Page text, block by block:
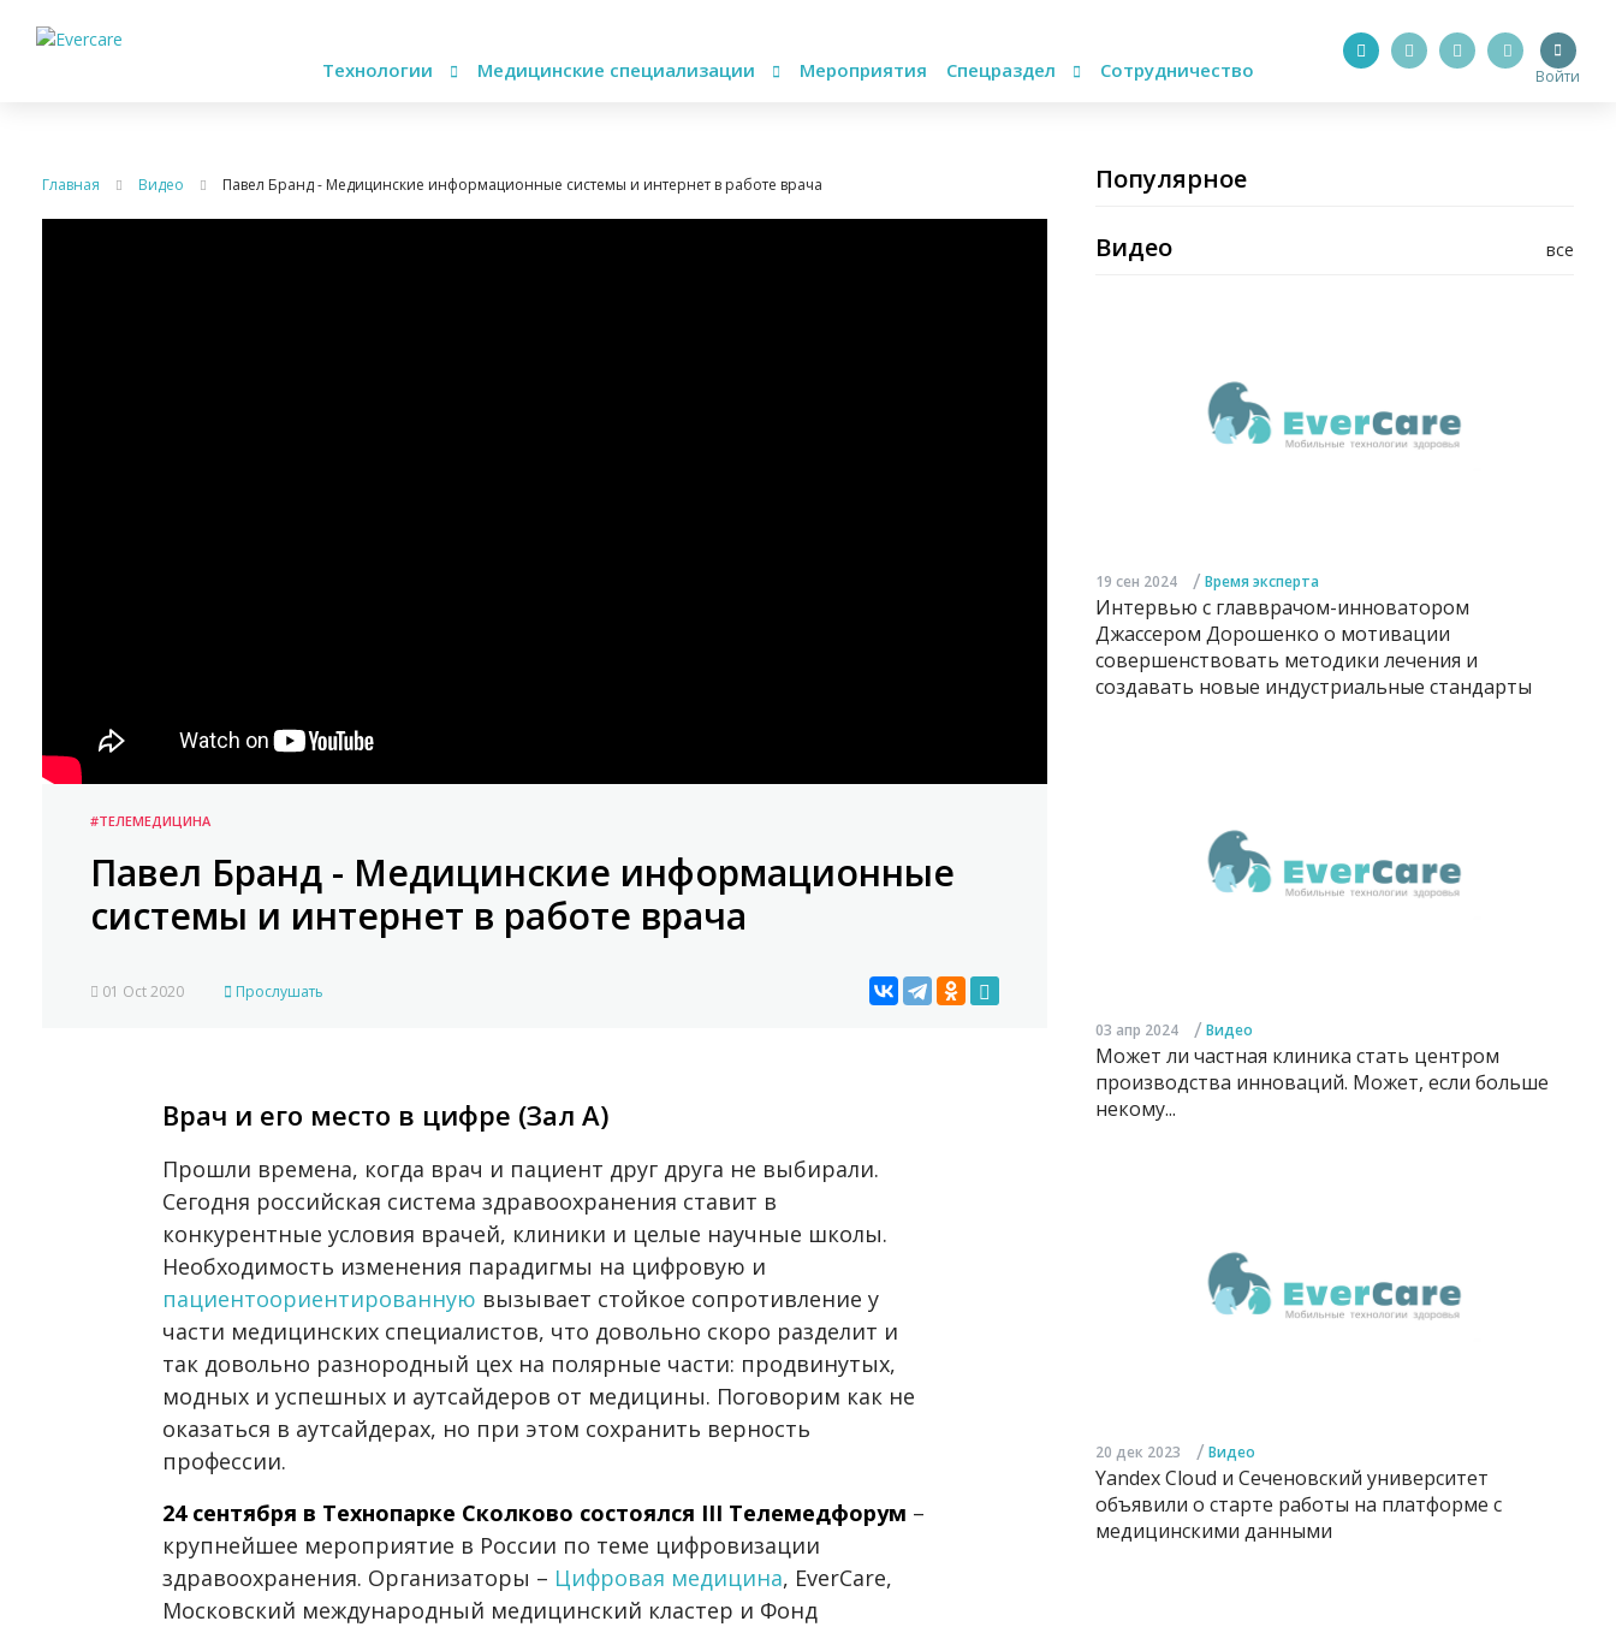
Технологии Медицинские специализации Мероприятия Спецраздел Сотрудничество Войти
Главная Видео Павел Бранд - Медицинские информационные системы и интернет в работе врача
#ТЕЛЕМЕДИЦИНА
Павел Бранд - Медицинские информационные
системы и интернет в работе врача
01 Oct 2020 Прослушать
Врач и его место в цифре (Зал А)
Прошли времена, когда врач и пациент друг друга не выбирали.
Сегодня российская система здравоохранения ставит в
конкурентные условия врачей, клиники и целые научные школы.
Необходимость изменения парадигмы на цифровую и
пациентоориентированную вызывает стойкое сопротивление у
части медицинских специалистов, что довольно скоро разделит и
так довольно разнородный цех на полярные части: продвинутых,
модных и успешных и аутсайдеров от медицины. Поговорим как не
оказаться в аутсайдерах, но при этом сохранить верность
профессии.
24 сентября в Технопарке Сколково состоялся III Телемедфорум –
крупнейшее мероприятие в России по теме цифровизации
здравоохранения. Организаторы – Цифровая медицина, EverCare,
Московский международный медицинский кластер и Фонд
Популярное
все
Видео
19 сен 2024 / Время эксперта
Интервью с главврачом-инноватором
Джассером Дорошенко о мотивации
совершенствовать методики лечения и
создавать новые индустриальные стандарты
03 апр 2024 / Видео
Может ли частная клиника стать центром
производства инноваций. Может, если больше
некому...
20 дек 2023 / Видео
Yandex Cloud и Сеченовский университет
объявили о старте работы на платформе с
медицинскими данными